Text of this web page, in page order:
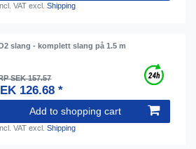
VAT excl.Shipping
slang - komplett slang på 1.5 m
SEK 157.57
126.68 *
Add to shopping cart
VAT excl.Shipping